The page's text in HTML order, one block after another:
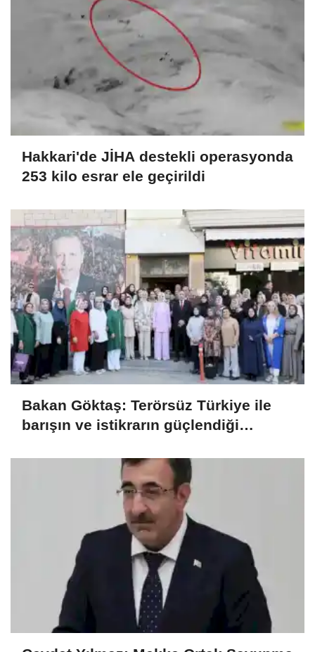
Hakkari'de JİHA destekli operasyonda
253 kilo esrar ele geçirildi
Bakan Göktaş: Terörsüz Türkiye ile
barışın ve istikrarın güçlendiği